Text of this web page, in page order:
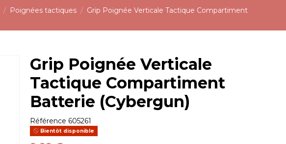
Poignées tactiques
Grip Poignée Verticale Tactique Compartiment
Grip Poignée Verticale
Tactique Compartiment
Batterie (Cybergun)
Référence 605261
Bientôt disponible